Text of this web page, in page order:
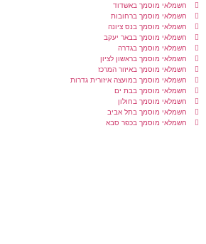
חשמלאי מוסמך באשדוד
חשמלאי מוסמך ברחובות
חשמלאי מוסמך בנס ציונה
חשמלאי מוסמך בבאר יעקב
חשמלאי מוסמך בגדרה
חשמלאי מוסמך בראשון לציון
חשמלאי מוסמך באיזור המרכז
חשמלאי מוסמך במועצה איזורית גדרות
חשמלאי מוסמך בבת ים
חשמלאי מוסמך בחולון
חשמלאי מוסמך בתל אביב
חשמלאי מוסמך בכפר סבא